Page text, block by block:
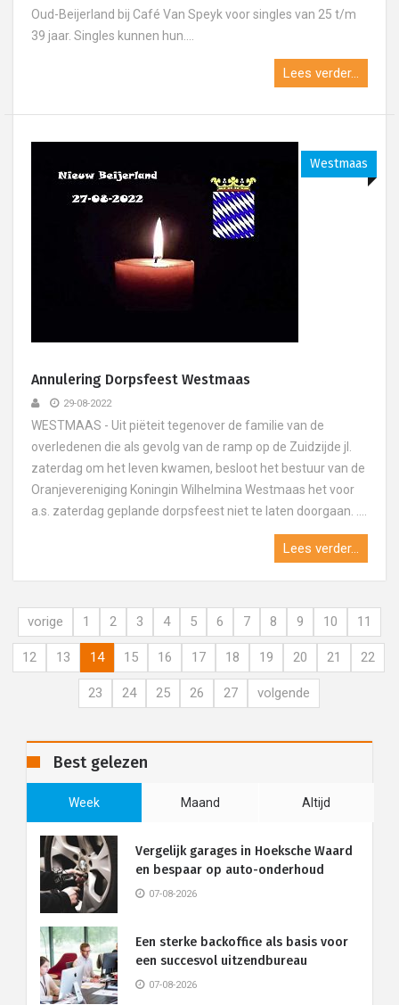
Oud-Beijerland bij Café Van Speyk voor singles van 25 t/m
39 jaar. Singles kunnen hun....
Lees verder...
Westmaas
Annulering Dorpsfeest Westmaas
29-08-2022
WESTMAAS - Uit piëteit tegenover de familie van de
overledenen die als gevolg van de ramp op de Zuidzijde jl.
zaterdag om het leven kwamen, besloot het bestuur van de
Oranjevereniging Koningin Wilhelmina Westmaas het voor
a.s. zaterdag geplande dorpsfeest niet te laten doorgaan. ....
Lees verder...
vorige 1 2 3 4 5 6 7 8 9 10 11
12 13 14 15 16 17 18 19 20 21 22
23 24 25 26 27 volgende
Best gelezen
Week Maand Altijd
Vergelijk garages in Hoeksche Waard
en bespaar op auto-onderhoud
07-08-2026
Een sterke backoffice als basis voor
een succesvol uitzendbureau
07-08-2026